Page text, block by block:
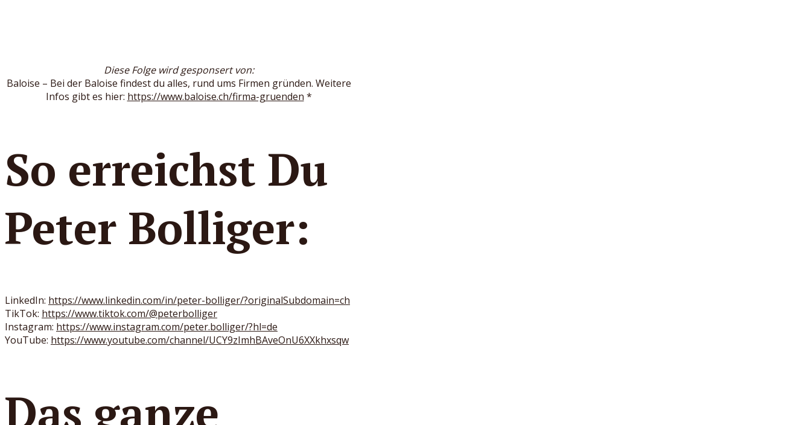
Diese Folge wird gesponsert von:
Baloise – Bei der Baloise findest du alles, rund ums Firmen gründen. Weitere
Infos gibt es hier: https://www.baloise.ch/firma-gruenden *
So erreichst Du
Peter Bolliger:
LinkedIn: https://www.linkedin.com/in/peter-bolliger/?originalSubdomain=ch
TikTok: https://www.tiktok.com/@peterbolliger
Instagram: https://www.instagram.com/peter.bolliger/?hl=de
YouTube: https://www.youtube.com/channel/UCY9zImhBAveOnU6XXkhxsqw
Das ganze